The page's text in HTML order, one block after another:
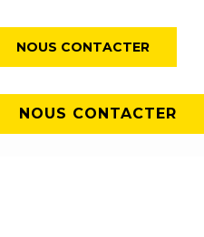
NOUS CONTACTER
NOUS CONTACTER